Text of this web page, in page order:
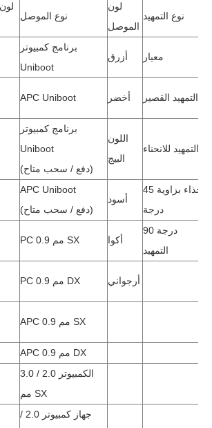
نوع الموصل
لون
الموصل
نوع التمهيد
برنامج كمبيوتر
Uniboot
أزرق معيار
APC Uniboot أخضر التمهيد القصير
برنامج كمبيوتر
Uniboot
(دفع / سحب متاح)
اللون
البيج
التمهيد للانحناء
APC Uniboot
(دفع / سحب متاح)
أسود
حذاء بزاوية 45
درجة
PC 0.9 مم SX أكوا
90 درجة
التمهيد
PC 0.9 مم DX أرجواني
APC 0.9 مم SX
APC 0.9 مم DX
الكمبيوتر 2.0 / 3.0
مم SX
جهاز كمبيوتر 2.0 /